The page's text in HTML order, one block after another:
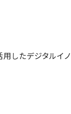
したデジタルイ